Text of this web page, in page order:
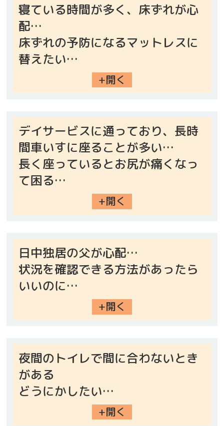
寝ている時間が多く、床ずれが心
配…
床ずれの予防になるマットレスに
替えたい…
+開く
デイサービスに通っており、長時
間車いすに座ることが多い…
長く座っているとお尻が痛くなっ
て困る…
+開く
日中独居の父が心配…
状況を確認できる方法があったら
いいのに…
+開く
夜間のトイレで間に合わないとき
がある
どうにかしたい…
+開く